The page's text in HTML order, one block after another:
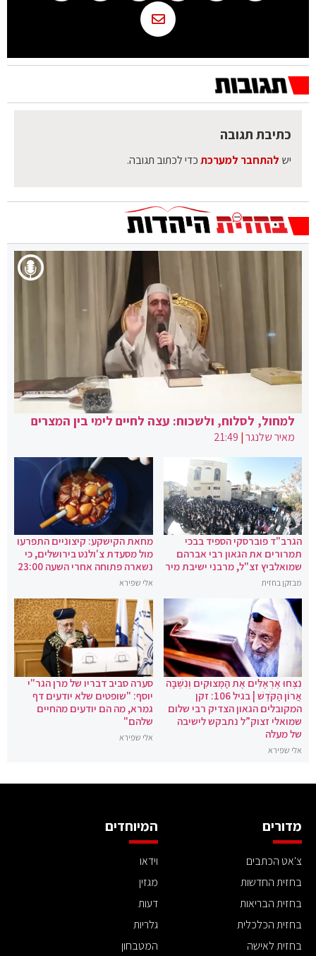
כתיבת תגובה
יש להתחבר למערכתכדי לכתוב תגובה.
למחול, לסלוח, ולשכוח: עצה לחיים לימי בין המצרים
מאיר שלנגר|
21:49
הגרב"ד פוברסקי הספיד בבכי
תמרורים את הגאון רבי אברהם
שמואלביץ זצ"ל, מרבני ישיבת מיר
מבזקן בחזית
מחאת הקישקע: קיצוניים התפרעו
מול מסעדת צ'ולנט בירושלים, כי
נשארה פתוחה אחרי השעה 23:00
אלי שפירא
נִצְּחוּ אֶרְאֶלִּים אֶת הַמְּצוּקִים וְנִשְׁבָּה
אֲרוֹן הַקֹּדֶשׁ | בגיל 106: זקן
המקובלים הגאון הצדיק רבי שלום
שמואלי זצוק”ל נתבקש לישיבה
של מעלה
אלי שפירא
סערה סביב דבריו של מרן הגר"י
יוסף: "שופטים שלא יודעים דף
גמרא, מה הם יודעים מהחיים
שלהם"
אלי שפירא
מדורים
צ'אט הכתבים
בחזית החדשות
בחזית הבריאות
בחזית הכלכלית
בחזית לאישה
המיוחדים
וידאו
מגזין
דעות
גלריות
המטבחון